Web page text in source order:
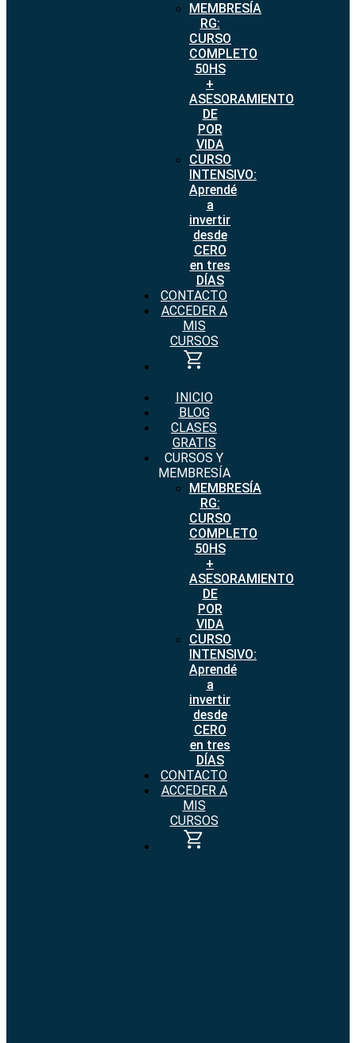
MEMBRESÍA
RG:
CURSO
COMPLETO
50HS
+
ASESORAMIENTO
DE
POR
VIDA
CURSO
INTENSIVO:
Aprendé
a
invertir
desde
CERO
en tres
DÍAS
CONTACTO
ACCEDER A
MIS
CURSOS
INICIO
BLOG
CLASES
GRATIS
CURSOS Y
MEMBRESÍA
MEMBRESÍA
RG:
CURSO
COMPLETO
50HS
+
ASESORAMIENTO
DE
POR
VIDA
CURSO
INTENSIVO:
Aprendé
a
invertir
desde
CERO
en tres
DÍAS
CONTACTO
ACCEDER A
MIS
CURSOS